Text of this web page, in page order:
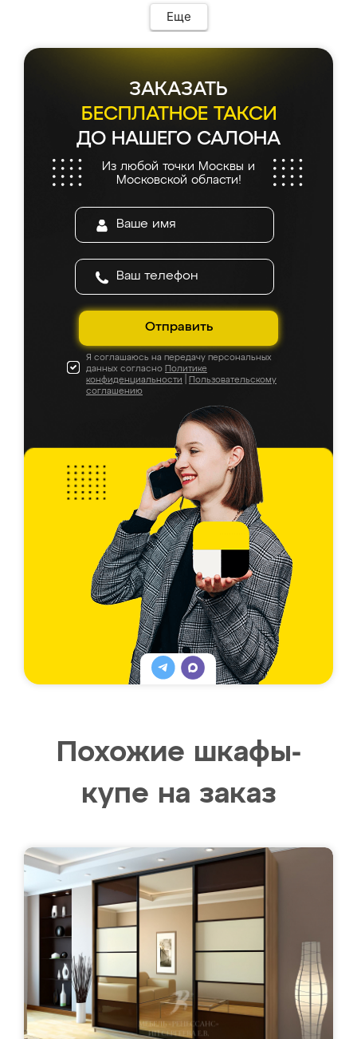
Еще
ЗАКАЗАТЬ
БЕСПЛАТНОЕ ТАКСИ
ДО НАШЕГО САЛОНА
Из любой точки Москвы и
Московской области!
Отправить
Я соглашаюсь на передачу персональных
данных согласно Политике
конфиденциальности
Пользовательскому
соглашению
Похожие шкафы-
купе на заказ